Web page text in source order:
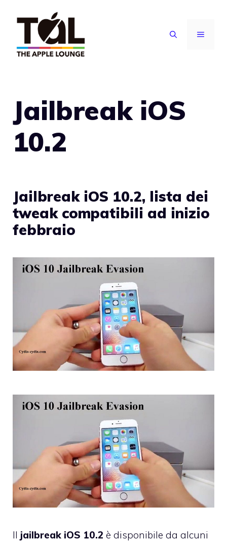
contenuto
MENU
Jailbreak iOS
10.2
Jailbreak iOS 10.2, lista dei
tweak compatibili ad inizio
febbraio
Il jailbreak iOS 10.2 è disponibile da alcuni